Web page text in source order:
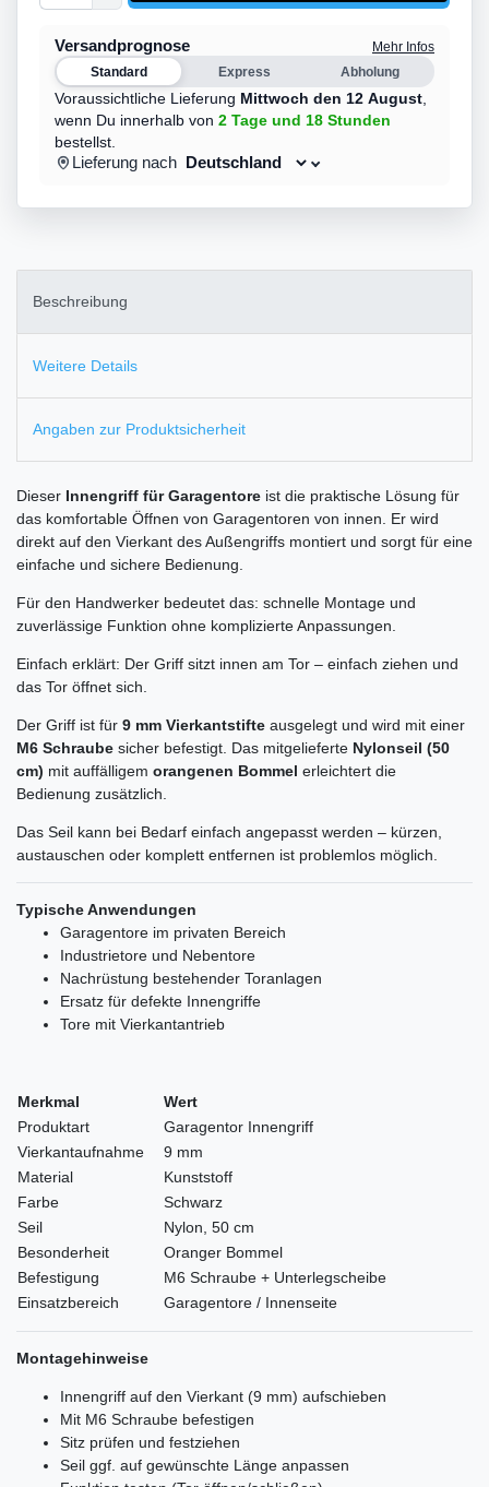
Versandprognose
Mehr Infos
Standard
Express Abholung
Voraussichtliche Lieferung Mittwoch den 12 August
wenn Du innerhalb von 2 Tage und 18 Stunden
bestellst.
Lieferung nach
Beschreibung
Weitere Details
Angaben zur Produktsicherheit
Dieser Innengriff für Garagentore ist die praktische Lösung für
das komfortable Öffnen von Garagentoren von innen. Er wird
direkt auf den Vierkant des Außengriffs montiert und sorgt für eine
einfache und sichere Bedienung.
Für den Handwerker bedeutet das: schnelle Montage und
zuverlässige Funktion ohne komplizierte Anpassungen.
Einfach erklärt: Der Griff sitzt innen am Tor – einfach ziehen und
das Tor öffnet sich.
Der Griff ist für 9 mm Vierkantstifte ausgelegt und wird mit einer
M6 Schraube sicher befestigt. Das mitgelieferte Nylonseil (50
cm) mit auffälligem orangenen Bommel erleichtert die
Bedienung zusätzlich.
Das Seil kann bei Bedarf einfach angepasst werden – kürzen,
austauschen oder komplett entfernen ist problemlos möglich.
Typische Anwendungen
Garagentore im privaten Bereich
Industrietore und Nebentore
Nachrüstung bestehender Toranlagen
Ersatz für defekte Innengriffe
Tore mit Vierkantantrieb
Merkmal
Wert
Produktart
Garagentor Innengriff
Vierkantaufnahme
9 mm
Material
Kunststoff
Farbe
Schwarz
Seil
Nylon, 50 cm
Besonderheit
Oranger Bommel
Befestigung
M6 Schraube + Unterlegscheibe
Einsatzbereich
Garagentore / Innenseite
Montagehinweise
Innengriff auf den Vierkant (9 mm) aufschieben
Mit M6 Schraube befestigen
Sitz prüfen und festziehen
Seil ggf. auf gewünschte Länge anpassen